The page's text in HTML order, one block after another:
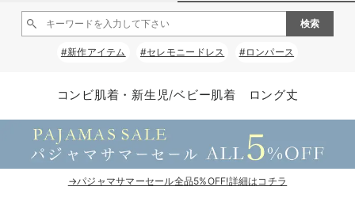
新生児服全て
ベビー服全て
ロンパース・カバーオール
ベビー ブルマ
ベビー スカート
シーズンアイテム全て
ベビー・新生児 寝具全て
ベビーベッド・布団 （ベビー・新生児）
ベビー 雑貨全て
ベビーチェア（ハイローチェア）・ベビーラック
ベビー 雑貨 小物
ベビー安全グッズ
お出かけグッズ全て
ベビー｜季節の特集全て
猛暑からベビーを守るひんやりグッズ
ベビーの動物なりきり特集
ベビー 夏のお役立ちグッズ特集
アウトレット全て
【アウトレット】ワンピース
【アウトレット】パジャマ
【アウトレット】インナー
特集全て
抗菌防臭加工
コットン素材
再入荷全て
再入荷｜インナー
送料無料アイテム全て
ワンピース
スカート
パジャマ
ブラキャミ おまとめ
【37周年祭セール】
【37周年祭セール】
気温差別オススメア
【15℃】3月下旬～
動きやすく着回しで
強撚スムース(コスパ
マタニティウェア
【おまとめ割】パジ
こだわりの履き心地
カジュアル
オフィス
ジャケット派
きれいめ美脚パンツ派
ツィード派
出産準備応援割全て
マタニティパジャマ
【オフィスカジュア
レギンスタイプ
【フォーマル】ワン
【ベビー】長袖
ハンカチ
短肌着
セット
快適ウェア10%OFF
快適ウェア10%OFF
春のマタニティワン
セットアップ・ レイ
ジャンパースカート/
ワーク・オフィス
Gift Selection 出産
〜3,000円（税込）
10,001円（税込）〜
女の子におススメの
冬の冷え対策インナ
薄くてあったか
保温&リカバリー
レギンス・タイツ
入院準備の持ち物チ
入院してすぐ使うグ
冬のあったか特集全て
【冬のあったか特集
【冬のあったか特集
#新作アイテム #セレモニードレス #ロンパース
コンビ肌着・新生児/ベビー肌着 ロング丈
→パジャマサマーセール全品5%OFF!詳細はコチラ
閉じる